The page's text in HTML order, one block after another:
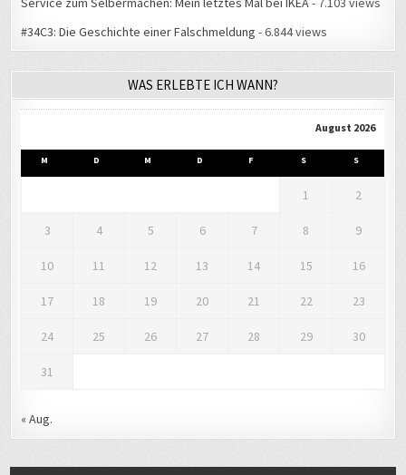
WAS ERLEBTE ICH WANN?
1 2
8 9
10 11 12 13 14 15 16
17 18 19 20 21 22 23
24 25 26 27 28 29 30
31
« Aug.
LETZTER BEKANNTER AUFENTHALTSORT